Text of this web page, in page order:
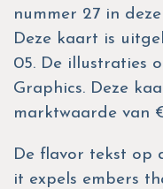
nummer 27 in
Deze kaart is
05. De illustraties
Graphics. Deze
marktwaarde van
De flavor tekst op
it expels embers